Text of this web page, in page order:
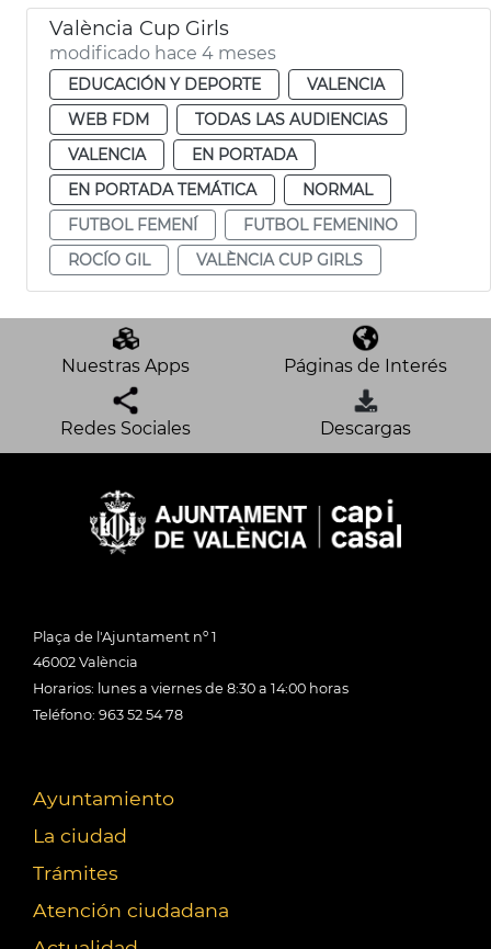
València Cup Girls
modificado hace 4 meses
EDUCACIÓN Y DEPORTE
VALENCIA
WEB FDM
TODAS LAS AUDIENCIAS
VALENCIA
EN PORTADA
EN PORTADA TEMÁTICA
NORMAL
FUTBOL FEMENÍ
FUTBOL FEMENINO
ROCÍO GIL
VALÈNCIA CUP GIRLS
Nuestras Apps Páginas de Interés
Redes Sociales Descargas
Plaça de l'Ajuntament nº 1
46002 València
Horarios: lunes a viernes de 8:30 a 14:00 horas
Teléfono: 963 52 54 78
Ayuntamiento
La ciudad
Trámites
Atención ciudadana